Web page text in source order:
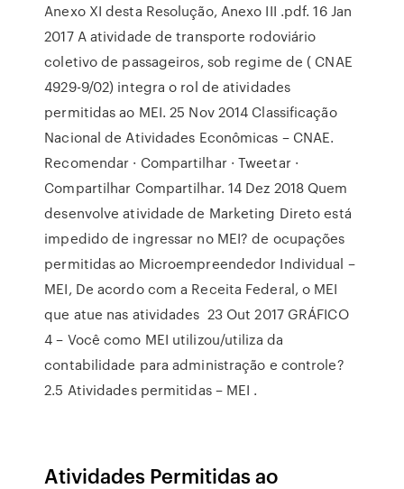
Anexo XI desta Resolução, Anexo III .pdf. 16 Jan
2017 A atividade de transporte rodoviário
coletivo de passageiros, sob regime de ( CNAE
4929-9/02) integra o rol de atividades
permitidas ao MEI. 25 Nov 2014 Classificação
Nacional de Atividades Econômicas – CNAE.
Recomendar · Compartilhar · Tweetar ·
Compartilhar Compartilhar. 14 Dez 2018 Quem
desenvolve atividade de Marketing Direto está
impedido de ingressar no MEI? de ocupações
permitidas ao Microempreendedor Individual –
MEI, De acordo com a Receita Federal, o MEI
que atue nas atividades 23 Out 2017 GRÁFICO
4 – Você como MEI utilizou/utiliza da
contabilidade para administração e controle?
2.5 Atividades permitidas – MEI .
Atividades Permitidas ao